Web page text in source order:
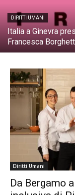
DIRITTI UMANI
Italia a Ginevra
Francesca
Diritti Umani
Da Bergamo